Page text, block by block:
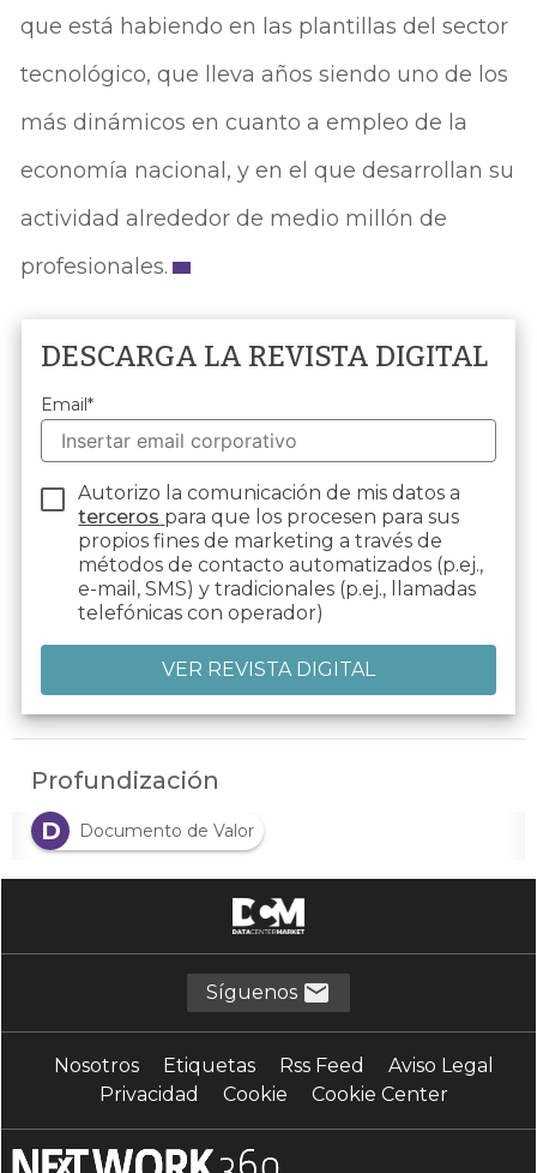
que está habiendo en las plantillas del sector
tecnológico, que lleva años siendo uno de los
más dinámicos en cuanto a empleo de la
economía nacional, y en el que desarrollan su
actividad alrededor de medio millón de
profesionales.
DESCARGA LA REVISTA DIGITAL
Email*
Autorizo la comunicación de mis datos a
terceros para que los procesen para sus
propios fines de marketing a través de
métodos de contacto automatizados (p.ej.,
e-mail, SMS) y tradicionales (p.ej., llamadas
telefónicas con operador)
Profundización
D
Documento de Valor
Síguenos
Nosotros Etiquetas Rss Feed
Aviso Legal
Privacidad
Cookie Cookie Center